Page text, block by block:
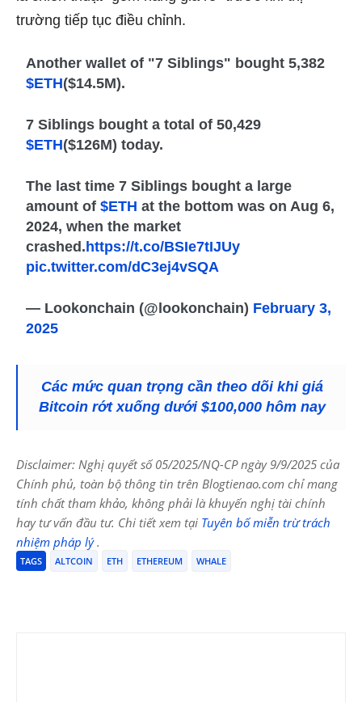
trường tiếp tục điều chỉnh.
Another wallet of "7 Siblings" bought 5,382
$ETH($14.5M).
7 Siblings bought a total of 50,429
$ETH($126M) today.
The last time 7 Siblings bought a large
amount of$ETH at the bottom was on Aug 6,
2024, when the market
crashed.https://t.co/BSIe7tIJUy
pic.twitter.com/dC3ej4vSQA
— Lookonchain (@lookonchain) February 3,
2025
Các mức quan trọng cần theo dõi khi giá
Bitcoin rớt xuống dưới $100,000 hôm nay
Disclaimer: Nghị quyết số 05/2025/NQ-CP ngày 9/9/2025 của
Chính phủ, toàn bộ thông tin trên Blogtienao.com chỉ mang
tính chất tham khảo, không phải là khuyến nghị tài chính
hay tư vấn đầu tư. Chi tiết xem tại Tuyên bố miễn trừ trách
nhiệm pháp lý.
TAGS ALTCOIN ETH ETHEREUM WHALE